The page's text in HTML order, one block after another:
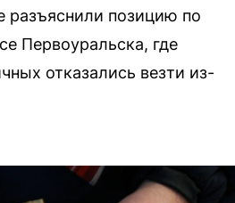
разъяснили позицию по
Первоуральска, где
отказались везти из-